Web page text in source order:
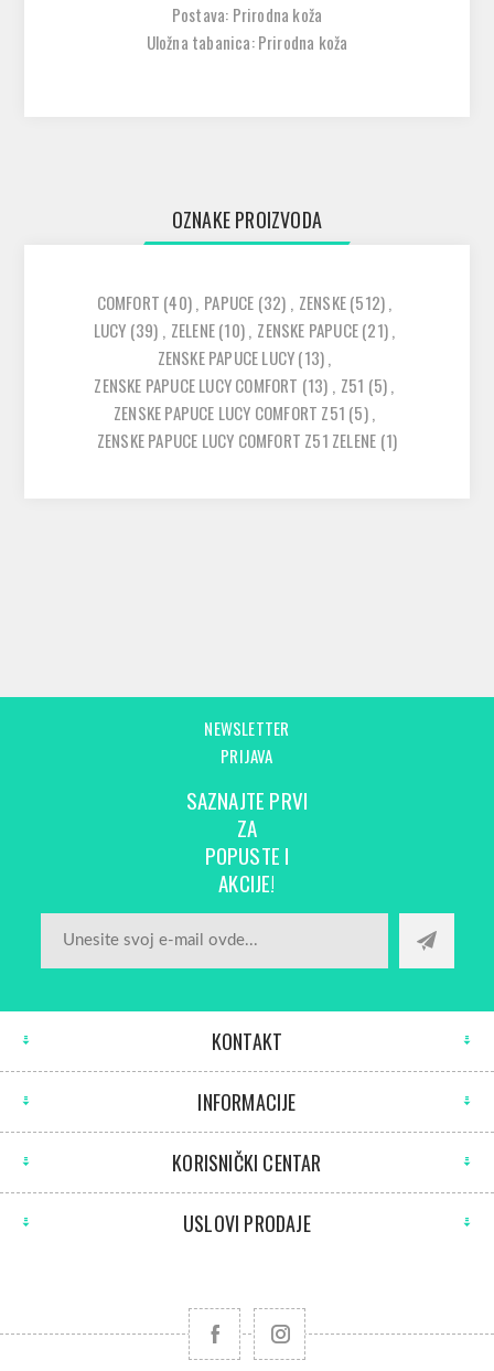
Postava: Prirodna koža
Uložna tabanica: Prirodna koža
OZNAKE PROIZVODA
COMFORT (40), PAPUCE (32) , ZENSKE(512),
LUCY (39) , ZELENE(10), ZENSKE PAPUCE(21),
ZENSKE PAPUCE LUCY(13),
ZENSKE PAPUCE LUCY COMFORT (13) , Z51 (5),
ZENSKE PAPUCE LUCY COMFORT Z51 (5),
ZENSKE PAPUCE LUCY COMFORT Z51 ZELENE (1)
NEWSLETTER
PRIJAVA
SAZNAJTE PRVI
ZA
POPUSTE I
AKCIJE!
KONTAKT
INFORMACIJE
KORISNIČKI CENTAR
USLOVI PRODAJE